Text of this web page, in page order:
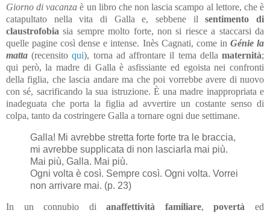
Giorno di vacanza è un libro che non lascia scampo al lettore, che è
catapultato nella vita di Galla e, sebbene ilsentimento di
claustrofobia sia sempre molto forte, non si riesce a staccarsi da
quelle pagine così dense e intense. Inès Cagnati, come in Génie la
matta (recensitoqui), torna ad affrontare il tema dellamaternità;
qui però, la madre di Galla è asfissiante ed egoista nei confronti
della figlia, che lascia andare ma che poi vorrebbe avere di nuovo
con sé, sacrificando la sua istruzione. È una madre inappropriata e
inadeguata che porta la figlia ad avvertire un costante senso di
colpa, tanto da costringere Galla a tornare ogni due settimane.
Galla! Mi avrebbe stretta forte forte tra le braccia,
mi avrebbe supplicata di non lasciarla mai più.
Mai più, Galla. Mai più.
Ogni volta è così. Sempre così. Ogni volta. Vorrei
non arrivare mai. (p. 23)
In un connubio dianaffettività familiare, povertàed